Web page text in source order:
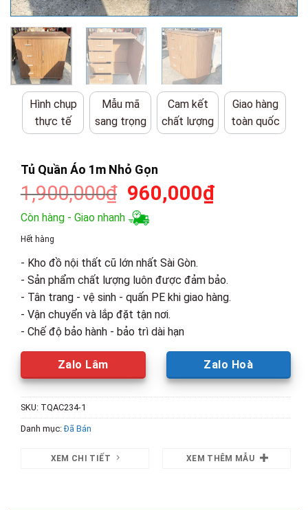
Hình chụp
thực tế
Mẫu mã
sang trọng
Cam kết
chất lượng
Giao hàng
toàn quốc
Tủ Quần Áo 1m Nhỏ Gọn
1,900,000₫ Giá
gốc
là:
960,000₫Giá
960,000₫.
Còn hàng - Giao nhanh
Hết hàng
- Kho đồ nội thất cũ lớn nhất Sài Gòn.
- Sản phẩm chất lượng luôn được đảm bảo.
- Tân trang - vệ sinh - quấn PE khi giao hàng.
- Vận chuyển và lắp đặt tận nơi.
- Chế độ bảo hành - bảo trì dài hạn
Zalo Lâm Zalo Hoà
SKU: TQAC234-1
Danh mục:Đã Bán
XEM CHI TIẾT XEM THÊM MẪU